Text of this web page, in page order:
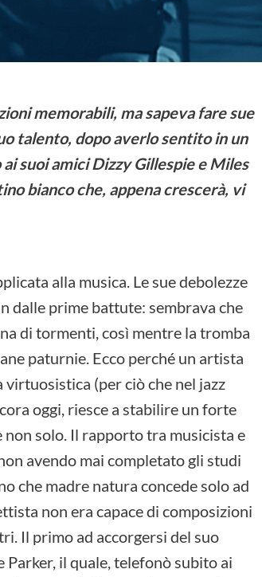
memorabili, ma sapeva fare sue
talento, dopo averlo sentito in un
suoi amici Dizzy Gillespie e Miles
bianco che, appena crescerà, vi
alla musica. Le sue debolezze
dalle prime battute: sembrava che
di tormenti, così mentre la tromba
paturnie. Ecco perché un artista
(per ciò che nel jazz
oggi, riesce a stabilire un forte
non solo. Il rapporto tra musicista e
avendo mai completato gli studi
che madre natura concede solo ad
non era capace di composizioni
Il primo ad accorgersi del suo
il quale, telefonò subito ai